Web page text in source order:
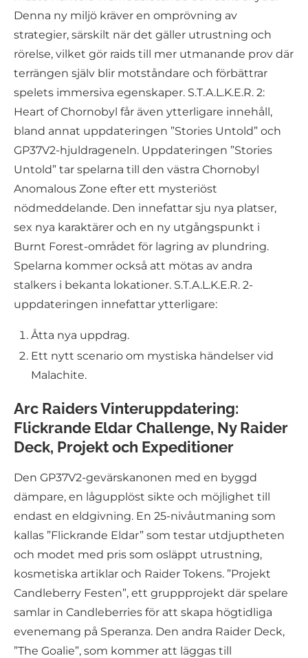
Denna ny miljö kräver en omprövning av
strategier, särskilt när det gäller utrustning och
rörelse, vilket gör raids till mer utmanande prov där
terrängen själv blir motståndare och förbättrar
spelets immersiva egenskaper. S.T.A.L.K.E.R. 2:
Heart of Chornobyl får även ytterligare innehåll,
bland annat uppdateringen ”Stories Untold” och
GP37V2-hjuldrageneln. Uppdateringen ”Stories
Untold” tar spelarna till den västra Chornobyl
Anomalous Zone efter ett mysteriöst
nödmeddelande. Den innefattar sju nya platser,
sex nya karaktärer och en ny utgångspunkt i
Burnt Forest-området för lagring av plundring.
Spelarna kommer också att mötas av andra
stalkers i bekanta lokationer. S.T.A.L.K.E.R. 2-
uppdateringen innefattar ytterligare:
Åtta nya uppdrag.
Ett nytt scenario om mystiska händelser vid
Malachite.
Arc Raiders Vinteruppdatering:
Flickrande Eldar Challenge, Ny Raider
Deck, Projekt och Expeditioner
Den GP37V2-gevärskanonen med en byggd
dämpare, en lågupplöst sikte och möjlighet till
endast en eldgivning. En 25-nivåutmaning som
kallas ”Flickrande Eldar” som testar utdjuptheten
och modet med pris som osläppt utrustning,
kosmetiska artiklar och Raider Tokens. ”Projekt
Candleberry Festen”, ett gruppprojekt där spelare
samlar in Candleberries för att skapa högtidliga
evenemang på Speranza. Den andra Raider Deck,
”The Goalie”, som kommer att läggas till